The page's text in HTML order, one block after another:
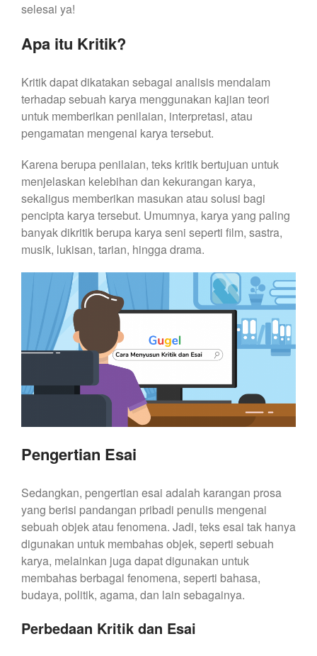
selesai ya!
Apa itu Kritik?
Kritik dapat dikatakan sebagai analisis mendalam
terhadap sebuah karya menggunakan kajian teori
untuk memberikan penilaian, interpretasi, atau
pengamatan mengenai karya tersebut.
Karena berupa penilaian, teks kritik bertujuan untuk
menjelaskan kelebihan dan kekurangan karya,
sekaligus memberikan masukan atau solusi bagi
pencipta karya tersebut. Umumnya, karya yang paling
banyak dikritik berupa karya seni seperti film, sastra,
musik, lukisan, tarian, hingga drama.
Pengertian Esai
Sedangkan, pengertian esai adalah karangan prosa
yang berisi pandangan pribadi penulis mengenai
sebuah objek atau fenomena. Jadi, teks esai tak hanya
digunakan untuk membahas objek, seperti sebuah
karya, melainkan juga dapat digunakan untuk
membahas berbagai fenomena, seperti bahasa,
budaya, politik, agama, dan lain sebagainya.
Perbedaan Kritik dan Esai